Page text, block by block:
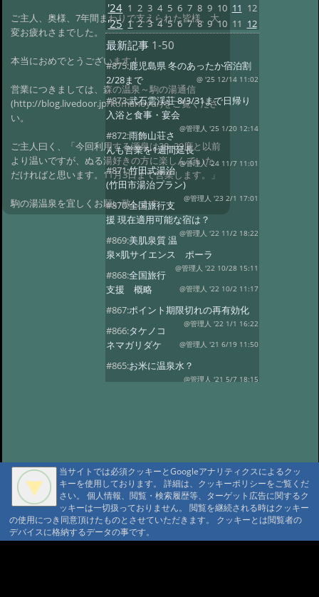
ご主人、奥様、7年間まわりで支えられた皆様、大
変お疲れさまでした。
本当におめでとうございます！
営業につきましては、森の温泉～駒の湯通信
(http://blog.livedoor.jp/komanoyu/)をご覧くださ
い。
ご主人曰く、「今回利用する源泉は38~39度と以前
より温いですが、ぬる湯好きの方に楽しんでいた
だければと思います。11月3日まで営業します。」
駒の湯温泉を宜しくお願い致します。
'24 1 2 3 4 5 6 7 8 9 10 11 12
'25 1 2 3 4 5 6 7 8 9 10 11 12
最新記事 1-50
#875:鹿児島県 冬のあったか宿泊割
2/28まで
@ '25 12/14 11:02
#873:武石雲渓荘 8/3/31まで日帰り
入浴と食事・宴会
@管理人 '25 1/20 12:14
#872:雨飾山荘さ
んも営業を1週間延長
@管理人 '24 11/7 11:01
#871:竹田式湯治
(竹田市湯治プラン)
@管理人 '23 2/1 17:01
#870:全国旅行支
援 現在適用可能な宿は？
@管理人 '22 11/2 18:22
#869:美肌泉質 温
泉×肌サイエンス ポーラ
@管理人 '22 10/28 15:11
#868:全国旅行
支援 概略
@管理人 '22 10/2 11:17
#867:ポイント期限切れの再有効化
@管理人 '22 1/1 16:22
#866:タケノコ
ネマガリダケ
@管理人 '21 6/19 11:50
#865:お米に温泉水？
@管理人 '21 5/7 18:15
ルス、自粛休業・オープン延期
@管理人 '20 4/14 15:40
#859: 渋温泉つば
たや旅館
@sa '20 2/27 14:26
#858:11府県ふっこう周遊割
@ '18 9/6 07:25
当サイトでは必須クッキーとGoogleアナリティクスによるクッ
キーを使用しております。 詳細は、クッキーポリシーをご覧くだ
さい。 個人情報、閲覧・検索履歴等、ターゲット広告に関するク
ッキーは一切扱っておりません。 閲覧を継続される時はクッキー
の使用につき同意頂けたものとさせていただきます。 クッキーとは閲覧者の
デバイスに格納するデータの事です。